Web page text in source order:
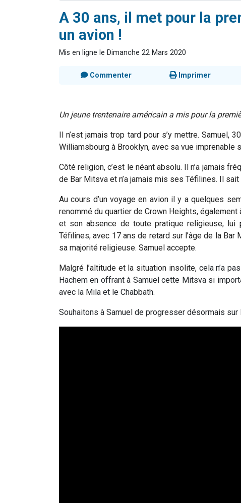
A 30 ans, il met pour la
un avion !
Mis en ligne le Dimanche 22 Mars 2020
Commenter Imprimer
Un jeune trentenaire américain a mis pour la
Il n’est jamais trop tard pour s’y mettre. Samuel,
Williamsbourg à Brooklyn, avec sa vue imprenable
Côté religion, c’est le néant absolu. Il n’a jamais
de Bar Mitsva et n’a jamais mis ses Téfilines. Il
Au cours d’un voyage en avion il y a quelques
renommé du quartier de Crown Heights,
et son absence de toute pratique religieuse,
Téfilines, avec 17 ans de retard sur l’âge de la
sa majorité religieuse. Samuel accepte.
Malgré l’altitude et la situation insolite, cela n’a
Hachem en offrant à Samuel cette Mitsva si
avec la Mila et le Chabbath.
Souhaitons à Samuel de progresser désormais